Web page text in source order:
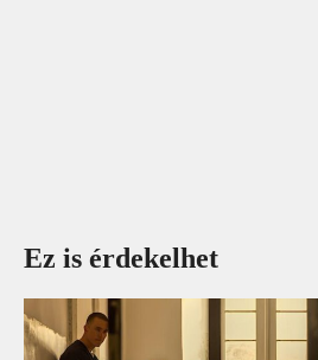
Ez is érdekelhet